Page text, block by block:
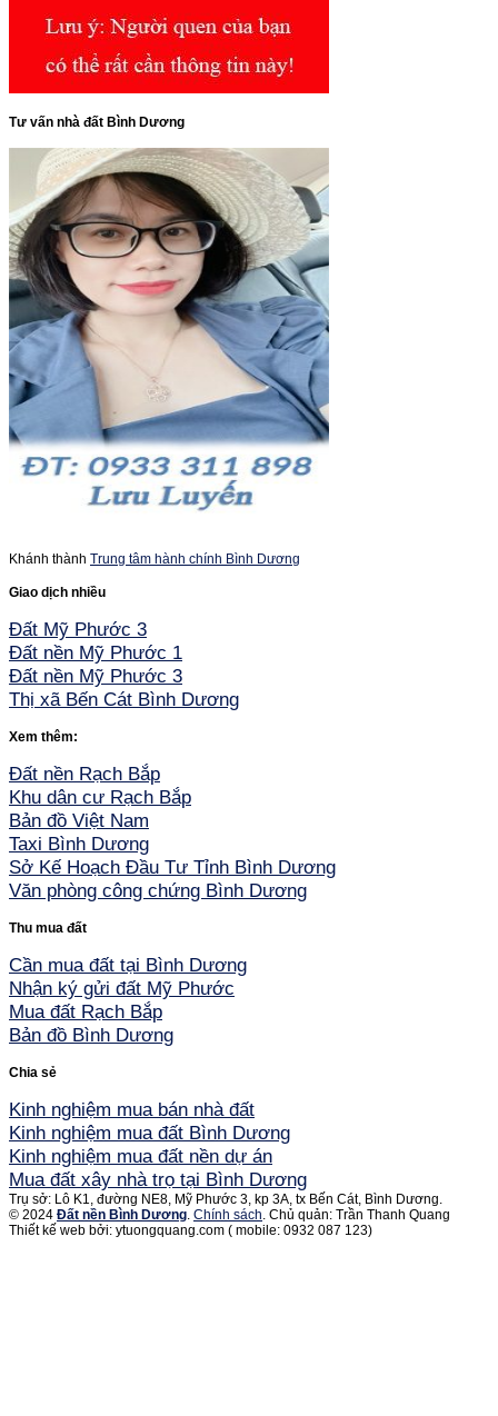
Tư vấn nhà đất Bình Dương
Khánh thành Trung tâm hành chính Bình Dương
Giao dịch nhiều
Đất Mỹ Phước 3
Đất nền Mỹ Phước 1
Đất nền Mỹ Phước 3
Thị xã Bến Cát Bình Dương
Xem thêm:
Đất nền Rạch Bắp
Khu dân cư Rạch Bắp
Bản đồ Việt Nam
Taxi Bình Dương
Sở Kế Hoạch Đầu Tư Tỉnh Bình Dương
Văn phòng công chứng Bình Dương
Thu mua đất
Cần mua đất tại Bình Dương
Nhận ký gửi đất Mỹ Phước
Mua đất Rạch Bắp
Bản đồ Bình Dương
Chia sẻ
Kinh nghiệm mua bán nhà đất
Kinh nghiệm mua đất Bình Dương
Kinh nghiệm mua đất nền dự án
Mua đất xây nhà trọ tại Bình Dương
Trụ sở: Lô K1, đường NE8, Mỹ Phước 3, kp 3A, tx Bến Cát, Bình Dương.
© 2024 Đất nền Bình Dương Chính sách . Chủ quản: Trần Thanh Quang
Thiết kế web bởi: ytuongquang.com ( mobile: 0932 087 123)